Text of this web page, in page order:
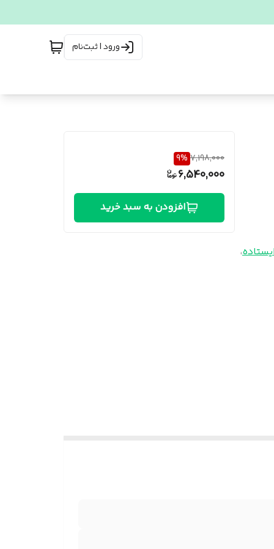
ورود | ثبت‌نام
،
7,198,000
9%
6,540,000
افزودن به سبد خرید